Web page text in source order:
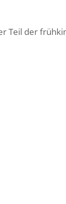
Teil der